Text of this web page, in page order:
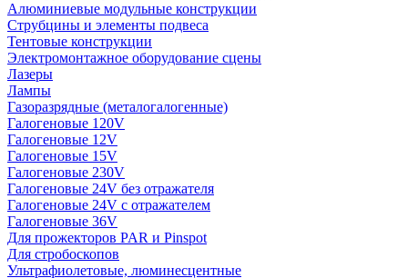
Алюминиевые модульные конструкции
Струбцины и элементы подвеса
Тентовые конструкции
Электромонтажное оборудование сцены
Лазеры
Лампы
Газоразрядные (металогалогенные)
Галогеновые 120V
Галогеновые 12V
Галогеновые 15V
Галогеновые 230V
Галогеновые 24V без отражателя
Галогеновые 24V с отражателем
Галогеновые 36V
Для прожекторов PAR и Pinspot
Для стробоскопов
Ультрафиолетовые, люминесцентные